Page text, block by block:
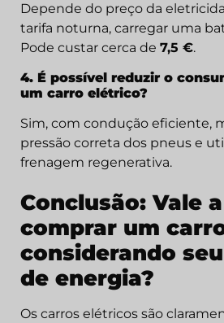
Depende do preço da
tarifa noturna, carregar uma
Pode custar cerca de 7,5 €.
4. É possível reduzir o
um carro elétrico?
Sim, com condução eficiente,
pressão correta dos pneus e
frenagem regenerativa.
Conclusão: Vale
comprar um
considerando
de energia?
Os carros elétricos são